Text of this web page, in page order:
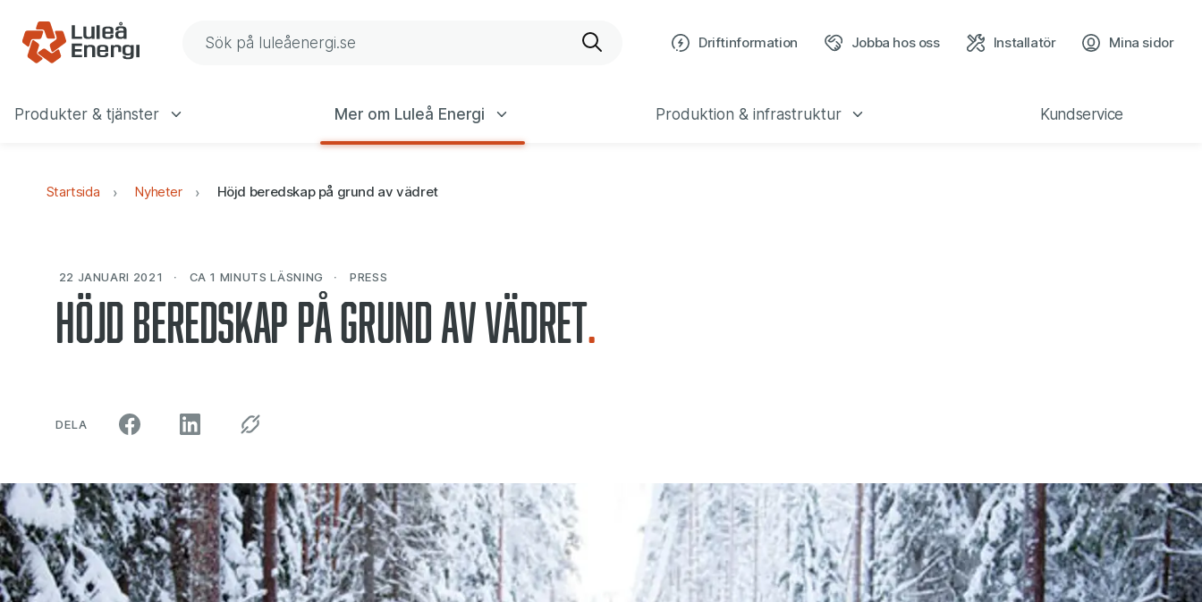
Gå till navigering
Gå till innehåll Sök på Luleå Energis webbplats Driftinformation Jobba hos oss Installatör
Mina sidor
Huvudmeny
Produkter & tjänster Mer om Luleå Energi Produktion & infrastruktur Kundservice
Startsida Nyheter Höjd beredskap på grund av vädret
22 JANUARI 2021 CA 1 MINUTS LÄSNING PRESS
Höjd beredskap på grund av vädret
DELA ARTIKELN PÅ SOCIALA MEDIER"